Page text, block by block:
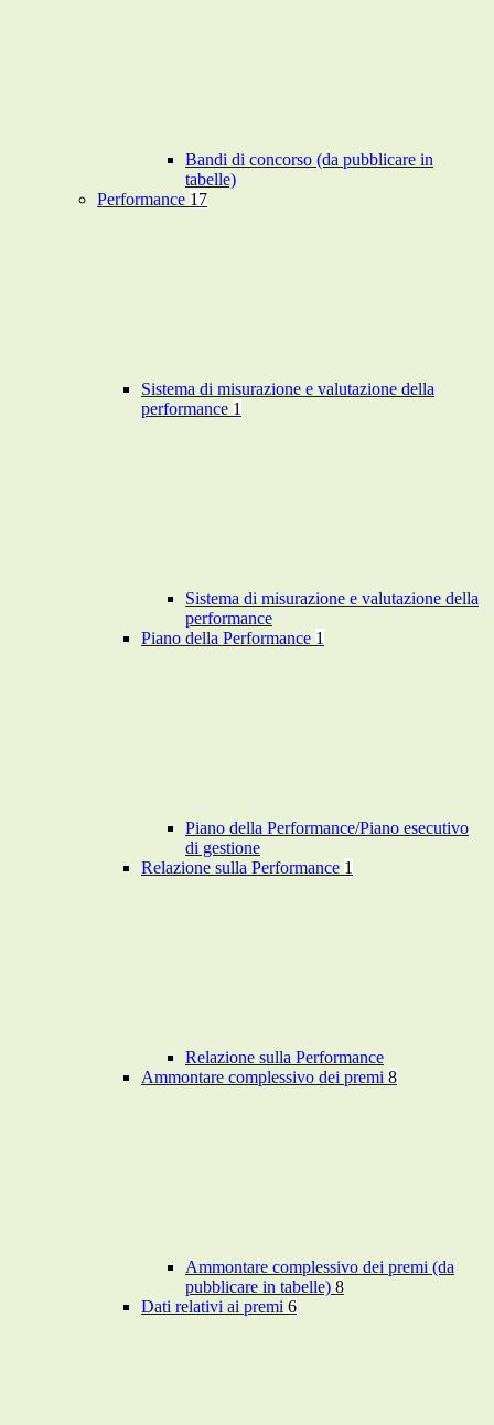
Bandi di concorso (da pubblicare in
tabelle)
Performance 17
Sistema di misurazione e valutazione della
performance 1
Sistema di misurazione e valutazione della
performance
Piano della Performance 1
Piano della Performance/Piano esecutivo
di gestione
Relazione sulla Performance 1
Relazione sulla Performance
Ammontare complessivo dei premi 8
Ammontare complessivo dei premi (da
pubblicare in tabelle) 8
Dati relativi ai premi 6